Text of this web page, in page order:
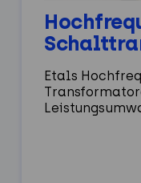
Etals